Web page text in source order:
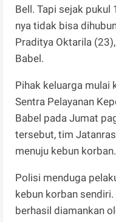
Bell. Tapi sejak pukul
nya tidak bisa
Praditya Oktarila
Babel.
Pihak keluarga mulai
Sentra Pelayanan
Babel pada Jumat
tersebut, tim
menuju kebun korban.
Polisi menduga
kebun korban
berhasil diamankan